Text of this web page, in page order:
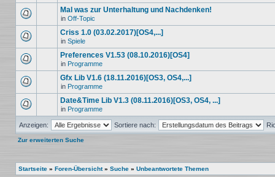
Mal was zur Unterhaltung und Nachdenken!
in Off-Topic
Criss 1.0 (03.02.2017)[OS4,...]
in Spiele
Preferences V1.53 (08.10.2016)[OS4]
in Programme
Gfx Lib V1.6 (18.11.2016)[OS3, OS4,...]
in Programme
Date&Time Lib V1.3 (08.11.2016)[OS3, OS4, ...]
in Programme
Anzeigen: Sortiere nach:
Zur erweiterten Suche
Startseite » Foren-Übersicht» Suche » Unbeantwortete Themen